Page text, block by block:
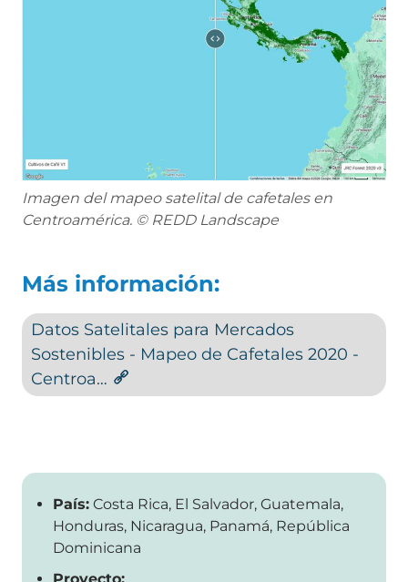
Imagen del mapeo satelital de cafetales en
Centroamérica. © REDD Landscape
Más información:
Datos Satelitales para Mercados
Sostenibles - Mapeo de Cafetales 2020 -
Centroa…
País: Costa Rica, El Salvador, Guatemala,
Honduras, Nicaragua, Panamá, República
Dominicana